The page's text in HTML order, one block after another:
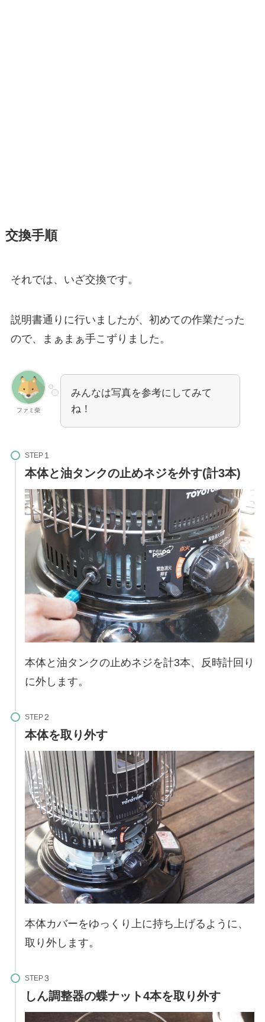
交換手順
それでは、いざ交換です。
説明書通りに行いましたが、初めての作業だった
ので、まぁまぁ手こずりました。
ファミ柴
みんなは写真を参考にしてみて
ね！
STEP
本体と油タンクの止めネジを外す(計3本)
本体と油タンクの止めネジを計3本、反時計回り
に外します。
STEP
本体を取り外す
本体カバーをゆっくり上に持ち上げるように、
取り外します。
STEP
しん調整器の蝶ナット4本を取り外す